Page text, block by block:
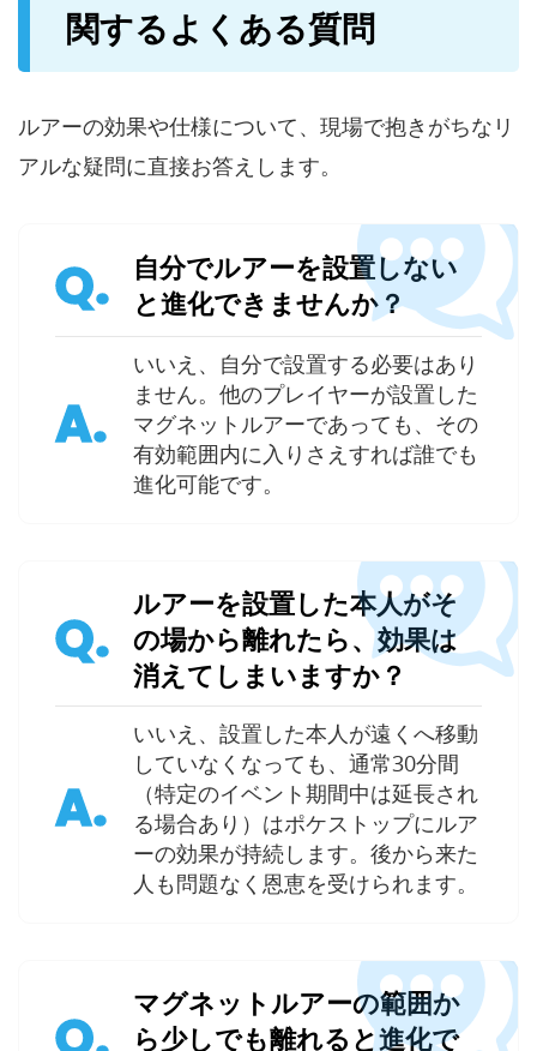
関するよくある質問
ルアーの効果や仕様について、現場で抱きがちなリ
アルな疑問に直接お答えします。
Q.
自分でルアーを設置しない
と進化できませんか？
A.
いいえ、自分で設置する必要はあり
ません。他のプレイヤーが設置した
マグネットルアーであっても、その
有効範囲内に入りさえすれば誰でも
進化可能です。
Q.
ルアーを設置した本人がそ
の場から離れたら、効果は
消えてしまいますか？
A.
いいえ、設置した本人が遠くへ移動
していなくなっても、通常30分間
（特定のイベント期間中は延長され
る場合あり）はポケストップにルア
ーの効果が持続します。後から来た
人も問題なく恩恵を受けられます。
マグネットルアーの範囲か
ら少しでも離れると進化で